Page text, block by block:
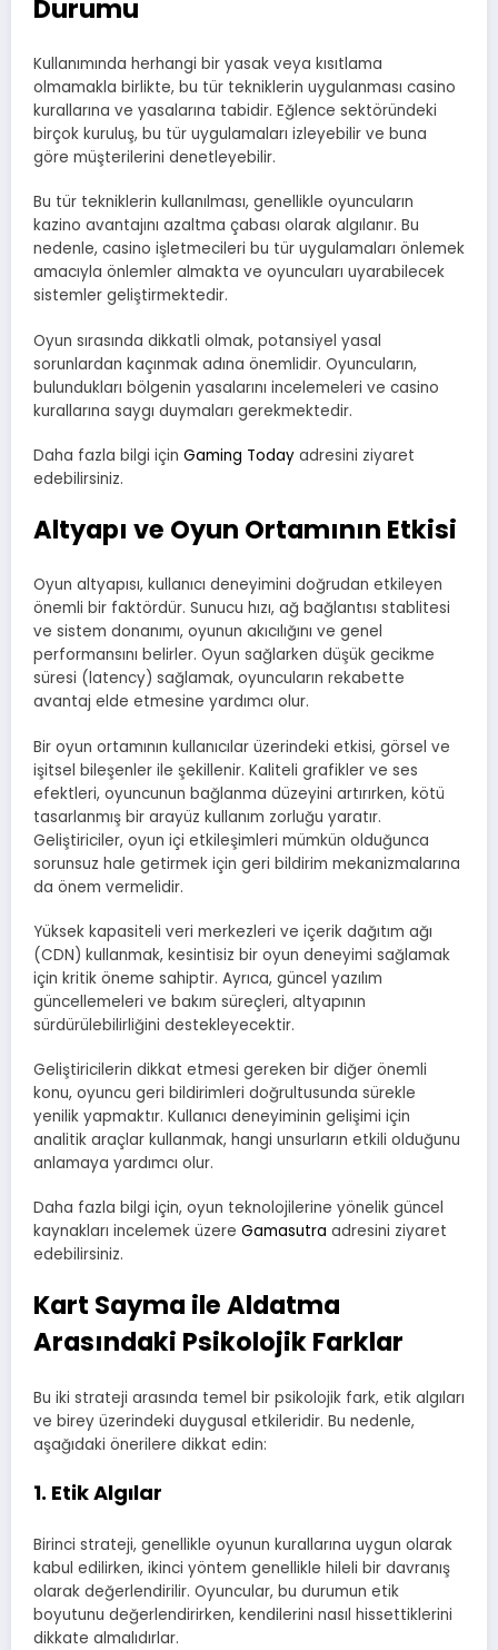
Durumu
Kullanımında herhangi bir yasak veya kısıtlama
olmamakla birlikte, bu tür tekniklerin uygulanması casino
kurallarına ve yasalarına tabidir. Eğlence sektöründeki
birçok kuruluş, bu tür uygulamaları izleyebilir ve buna
göre müşterilerini denetleyebilir.
Bu tür tekniklerin kullanılması, genellikle oyuncuların
kazino avantajını azaltma çabası olarak algılanır. Bu
nedenle, casino işletmecileri bu tür uygulamaları önlemek
amacıyla önlemler almakta ve oyuncuları uyarabilecek
sistemler geliştirmektedir.
Oyun sırasında dikkatli olmak, potansiyel yasal
sorunlardan kaçınmak adına önemlidir. Oyuncuların,
bulundukları bölgenin yasalarını incelemeleri ve casino
kurallarına saygı duymaları gerekmektedir.
Daha fazla bilgi için Gaming Today adresini ziyaret
edebilirsiniz.
Altyapı ve Oyun Ortamının Etkisi
Oyun altyapısı, kullanıcı deneyimini doğrudan etkileyen
önemli bir faktördür. Sunucu hızı, ağ bağlantısı stablitesi
ve sistem donanımı, oyunun akıcılığını ve genel
performansını belirler. Oyun sağlarken düşük gecikme
süresi (latency) sağlamak, oyuncuların rekabette
avantaj elde etmesine yardımcı olur.
Bir oyun ortamının kullanıcılar üzerindeki etkisi, görsel ve
işitsel bileşenler ile şekillenir. Kaliteli grafikler ve ses
efektleri, oyuncunun bağlanma düzeyini artırırken, kötü
tasarlanmış bir arayüz kullanım zorluğu yaratır.
Geliştiriciler, oyun içi etkileşimleri mümkün olduğunca
sorunsuz hale getirmek için geri bildirim mekanizmalarına
da önem vermelidir.
Yüksek kapasiteli veri merkezleri ve içerik dağıtım ağı
(CDN) kullanmak, kesintisiz bir oyun deneyimi sağlamak
için kritik öneme sahiptir. Ayrıca, güncel yazılım
güncellemeleri ve bakım süreçleri, altyapının
sürdürülebilirliğini destekleyecektir.
Geliştiricilerin dikkat etmesi gereken bir diğer önemli
konu, oyuncu geri bildirimleri doğrultusunda sürekle
yenilik yapmaktır. Kullanıcı deneyiminin gelişimi için
analitik araçlar kullanmak, hangi unsurların etkili olduğunu
anlamaya yardımcı olur.
Daha fazla bilgi için, oyun teknolojilerine yönelik güncel
kaynakları incelemek üzere Gamasutra adresini ziyaret
edebilirsiniz.
Kart Sayma ile Aldatma
Arasındaki Psikolojik Farklar
Bu iki strateji arasında temel bir psikolojik fark, etik algıları
ve birey üzerindeki duygusal etkileridir. Bu nedenle,
aşağıdaki önerilere dikkat edin:
1. Etik Algılar
Birinci strateji, genellikle oyunun kurallarına uygun olarak
kabul edilirken, ikinci yöntem genellikle hileli bir davranış
olarak değerlendirilir. Oyuncular, bu durumun etik
boyutunu değerlendirirken, kendilerini nasıl hissettiklerini
dikkate almalıdırlar.